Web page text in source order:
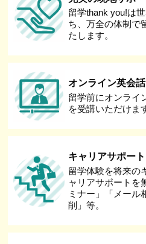
留学thank you!は
ち、万全の体制で
たします。
オンライン英会
留学前にオンライ
を受講いただけま
キャリアサポート
留学体験を将来の
ャリアサポートを
ミナー」「メール
削」等。